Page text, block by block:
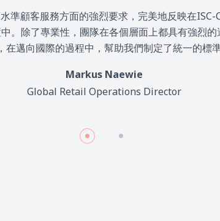
準顧客服務方面的強烈要求，完美地反映在ISC-
。除了專業性，團隊在各個層面上都具有強烈
在邁向國際的過程中，幫助我們制定了統一的標準
Markus Naewie
Global Retail Operations Director